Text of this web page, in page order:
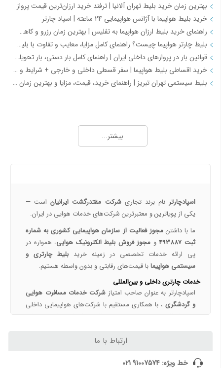
بهترین زمان خرید بلیط تهران آلانیا | ترفند خرید ارزان‌ترین قیمت پرواز
خرید بلیط هواپیما با آژانس هواپیمایی 24 ساعته | اسپاد چارتر
راهنمای خرید بلیط ارزان هواپیما به تفلیس | بهترین زمان رزرو و کاهش هزینه سفر
بلیط چارتر هواپیما چیست؟ راهنمای کامل مزایا، معایب و تفاوت با بلیط سیستمی
قوانین بار در پروازهای داخلی ایران | راهنمای کامل بار دستی، بار تحویلی و مقررات حمل بار
خرید اقساطی بلیط هواپیما | سفر قسطی داخلی و خارجی + شرایط و مدارک | اسپادچارتر
بلیط سیستمی تهران تبریز | راهنمای خرید، قیمت، مزایا و بهترین زمان رزرو
همه چیز درباره خرید بلیط هواپیما 3
نکات مهم و کلیدی خرید بلیط هواپیما
رزرو بلیط پرواز داخلی با اسپادچارتر
خرید بلیط چارتر با اسپادچارتر | تجربه سفر ارزان، سریع و مطمئن
بلیط لحظه آخری هواپیما خرید بلیط ارزان هواپیما
تعیین قیمت بلیط‌های چارتری و سیستمی
ویزای دبی؛ شرایط، هزینه و مدارک اخذ ویزای امارات
بیشتر...
اسپادچارتر نام برند تجاریشرکت مقتدرگشت ایرانیاناست —
یکی از پویا‌ترین و معتبرترین شرکت‌های خدمات هوایی در ایران.
ما با داشتنمجوز فعالیت از سازمان هواپیمایی کشوری به شماره
ثبت 493887
و مجوز فروش بلیط الکترونیک هوایی، همواره در
پی ارائه خدمات تخصصی در زمینه خرید بلیط چارتری و
سیستمی هواپیمابا قیمت‌های رقابتی و بدون واسطه هستیم.
خدمات چارتری داخلی و بین‌المللی
اسپادچارتر به عنوان صاحب امتیازشرکت خدمات مسافرت هوایی
و گردشگری ، با همکاری مستقیم با شرکت‌های هواپیمایی داخلی
و بین‌المللی، برنامه‌های چارتری منظمی را برای مقاصد مختلف
تهران، مشهد، اهواز، شیراز، تبریز، بندرعباس و ...
مقاصد خارجی:استانبول، دبی، آنکارا، باکو، عشق‌آباد، آلماتی،
ارتباط با ما
خط ویژه: 91007574 021